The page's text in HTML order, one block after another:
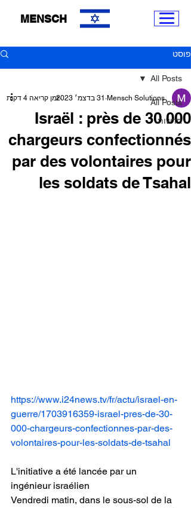
MENSCH
פוסט
All Posts
חדשות
All Posts
Israël : près de 30 000
chargeurs confectionnés
par des volontaires pour
les soldats de Tsahal
Mensch Solutions 31 בדצמ׳ 2023 זמן קריאה 4 דקות
https://www.i24news.tv/fr/actu/israel-en-
guerre/1703916359-israel-pres-de-30-
000-chargeurs-confectionnes-par-des-
volontaires-pour-les-soldats-de-tsahal
L'initiative a été lancée par un
ingénieur israélien
Vendredi matin, dans le sous-sol de la